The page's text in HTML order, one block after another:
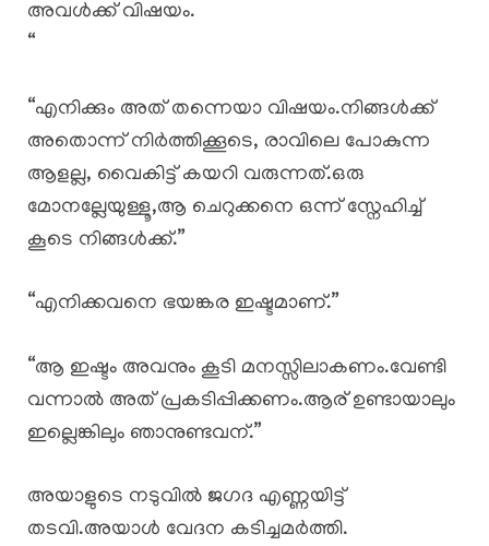
അവൾക്ക് വിഷയം.
“
“എനിക്കും അത് തന്നെയാ വിഷയം.നിങ്ങൾക്ക്
അതൊന്ന് നിർത്തിക്കൂടെ, രാവിലെ പോകുന്ന
ആളല്ല, വൈകിട്ട് കയറി വരുന്നത്.ഒരു
മോനല്ലേയുള്ളൂ,ആ ചെറുക്കനെ ഒന്ന് സ്നേഹിച്ച്
കൂടെ നിങ്ങൾക്ക്.”
“എനിക്കവനെ ഭയങ്കര ഇഷ്ടമാണ്.”
“ആ ഇഷ്ടം അവനും കൂടി മനസ്സിലാകണം.വേണ്ടി
വന്നാൽ അത് പ്രകടിപ്പിക്കണം.ആര് ഉണ്ടായാലും
ഇല്ലെങ്കിലും ഞാനുണ്ടവന്.”
അയാളുടെ നടുവിൽ ജഗദ എണ്ണയിട്ട്
തടവി.അയാൾ വേദന കടിച്ചമർത്തി.